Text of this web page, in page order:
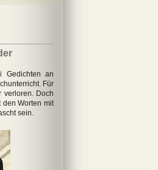
Gedichten an
Für
verloren. Doch
den Worten mit
sein.